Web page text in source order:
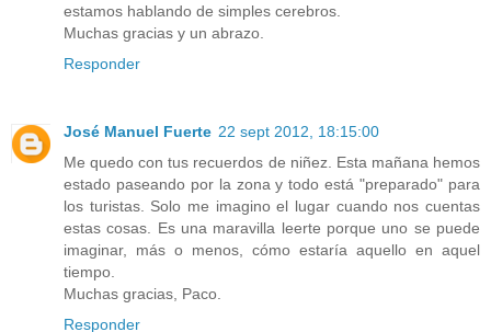
estamos hablando de simples cerebros.
Muchas gracias y un abrazo.
Responder
José Manuel Fuerte 22 sept 2012, 18:15:00
Me quedo con tus recuerdos de niñez. Esta mañana hemos
estado paseando por la zona y todo está "preparado" para
los turistas. Solo me imagino el lugar cuando nos cuentas
estas cosas. Es una maravilla leerte porque uno se puede
imaginar, más o menos, cómo estaría aquello en aquel
tiempo.
Muchas gracias, Paco.
Responder